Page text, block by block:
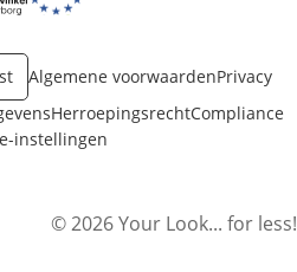
in nieuw venster
Opent in nieuw venster
Algemene voorwaardenPrivacy
HerroepingsrechtCompliance
instellingen
© 2026 Your Look... for less!